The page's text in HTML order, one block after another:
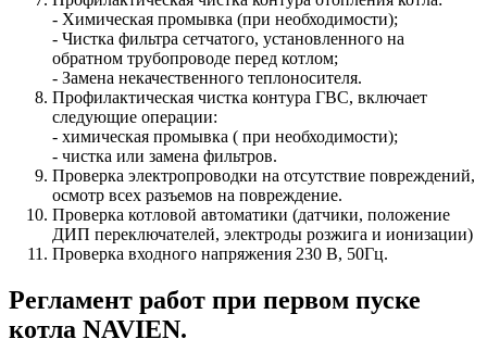
- Химическая промывка (при необходимости);
- Чистка фильтра сетчатого, установленного на
обратном трубопроводе перед котлом;
- Замена некачественного теплоносителя.
Профилактическая чистка контура ГВС, включает
следующие операции:
- химическая промывка ( при необходимости);
- чистка или замена фильтров.
Проверка электропроводки на отсутствие повреждений,
осмотр всех разъемов на повреждение.
Проверка котловой автоматики (датчики, положение
ДИП переключателей, электроды розжига и ионизации)
Проверка входного напряжения 230 В, 50Гц.
Регламент работ при первом пуске
котла NAVIEN.